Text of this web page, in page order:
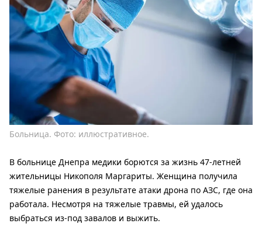
Больница. Фото: иллюстративное.
В больнице Днепра медики борются за жизнь 47-летней
жительницы Никополя Маргариты. Женщина получила
тяжелые ранения в результате атаки дрона по АЗС, где она
работала. Несмотря на тяжелые травмы, ей удалось
выбраться из-под завалов и выжить.